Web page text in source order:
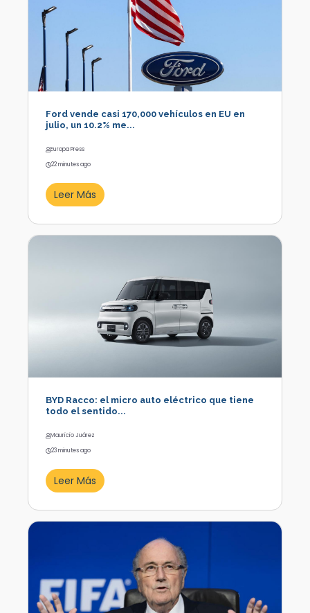
Ford vende casi 170,000 vehículos en EU en
julio, un 10.2% me...
Europa Press
22 minutes ago
Leer Más
BYD Racco: el micro auto eléctrico que tiene
todo el sentido...
Mauricio Juárez
23 minutes ago
Leer Más